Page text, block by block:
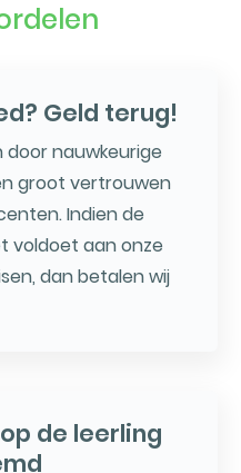
Geld terug!
door nauwkeurige
groot vertrouwen
Indien de
voldoet aan onze
dan betalen wij
de leerling